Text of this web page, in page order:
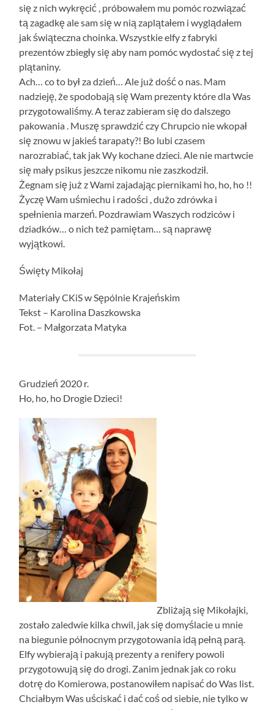
się z nich wykręcić , próbowałem mu pomóc rozwiązać
tą zagadkę ale sam się w nią zaplątałem i wyglądałem
jak świąteczna choinka. Wszystkie elfy z fabryki
prezentów zbiegły się aby nam pomóc wydostać się z tej
plątaniny.
Ach… co to był za dzień… Ale już dość o nas. Mam
nadzieję, że spodobają się Wam prezenty które dla Was
przygotowaliśmy. A teraz zabieram się do dalszego
pakowania . Muszę sprawdzić czy Chrupcio nie wkopał
się znowu w jakieś tarapaty?! Bo lubi czasem
narozrabiać, tak jak Wy kochane dzieci. Ale nie martwcie
się mały psikus jeszcze nikomu nie zaszkodził.
Żegnam się już z Wami zajadając piernikami ho, ho, ho !!
Życzę Wam uśmiechu i radości , dużo zdrówka i
spełnienia marzeń. Pozdrawiam Waszych rodziców i
dziadków… o nich też pamiętam… są naprawę
wyjątkowi.
Święty Mikołaj
Materiały CKiS w Sępólnie Krajeńskim
Tekst – Karolina Daszkowska
Fot. – Małgorzata Matyka
Grudzień 2020 r.
Ho, ho, ho Drogie Dzieci!
Zbliżają się Mikołajki,
zostało zaledwie kilka chwil, jak się domyślacie u mnie
na biegunie północnym przygotowania idą pełną parą.
Elfy wybierają i pakują prezenty a renifery powoli
przygotowują się do drogi. Zanim jednak jak co roku
dotrę do Komierowa, postanowiłem napisać do Was list.
Chciałbym Was uściskać i dać coś od siebie, nie tylko w